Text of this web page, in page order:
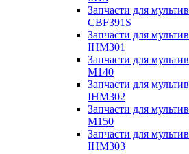
Запчасти для
CBF391S
Запчасти для
IHM301
Запчасти для
M140
Запчасти для
IHM302
Запчасти для
M150
Запчасти для
IHM303